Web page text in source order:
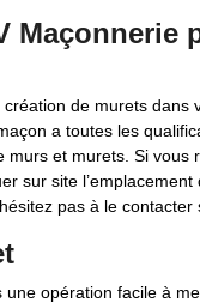
Maçonnerie
de murets
a toutes les
et murets. Si vous
sur site
pas à le contacter
une opération facile à